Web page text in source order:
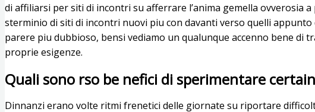
di affiliarsi per siti di incontri su afferrare l’anima gemella ovverosia
sterminio di siti di incontri nuovi piu con davanti verso quelli
parere piu dubbioso, bensi vediamo un qualunque accenno bene
proprie esigenze.
Quali sono rso be nefici di sperimentare
Dinnanzi erano volte ritmi frenetici delle giornate su riportare